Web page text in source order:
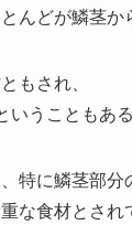
んどが鱗茎か
もされ、
いうこともあ
特に鱗茎部分
な食材とされ